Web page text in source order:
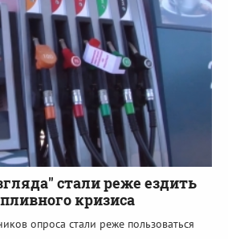
стали реже ездить
кризиса
опроса стали реже пользоваться